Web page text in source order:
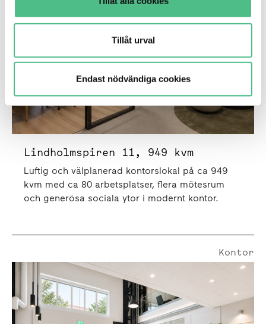
Tillåt urval
Endast nödvändiga cookies
Lindholmspiren 11, 949 kvm
Luftig och välplanerad kontorslokal på ca 949
kvm med ca 80 arbetsplatser, flera mötesrum
och generösa sociala ytor i modernt kontor.
Götaverksgatan 6-8 | 2675 Kvm
Kontor